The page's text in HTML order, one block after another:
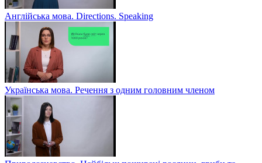
Англійська мова. Directions. Speaking
Українська мова. Речення з одним головним членом